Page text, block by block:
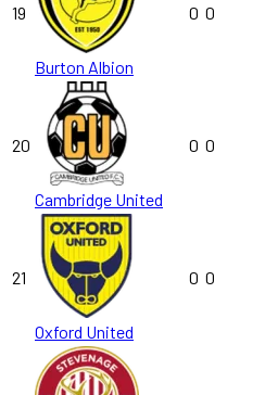
19
Burton Albion
0 0
20
Cambridge United
0 0
21
Oxford United
0 0